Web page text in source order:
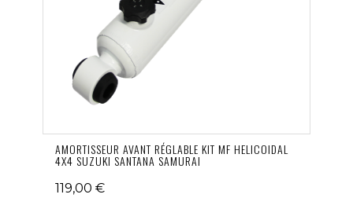
AMORTISSEUR AVANT RÉGLABLE KIT MF HELICOIDAL
4X4 SUZUKI SANTANA SAMURAI
119,00 €